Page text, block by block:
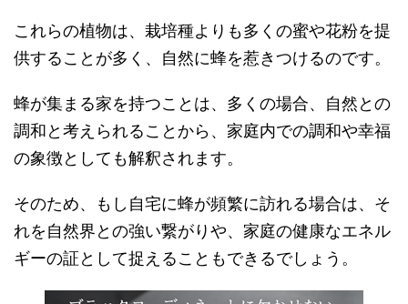
これらの植物は、栽培種よりも多くの蜜や花粉を提
供することが多く、自然に蜂を惹きつけるのです。
蜂が集まる家を持つことは、多くの場合、自然との
調和と考えられることから、家庭内での調和や幸福
の象徴としても解釈されます。
そのため、もし自宅に蜂が頻繁に訪れる場合は、そ
れを自然界との強い繋がりや、家庭の健康なエネル
ギーの証として捉えることもできるでしょう。